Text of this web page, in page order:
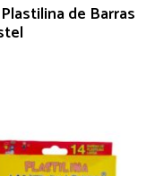
de Barras